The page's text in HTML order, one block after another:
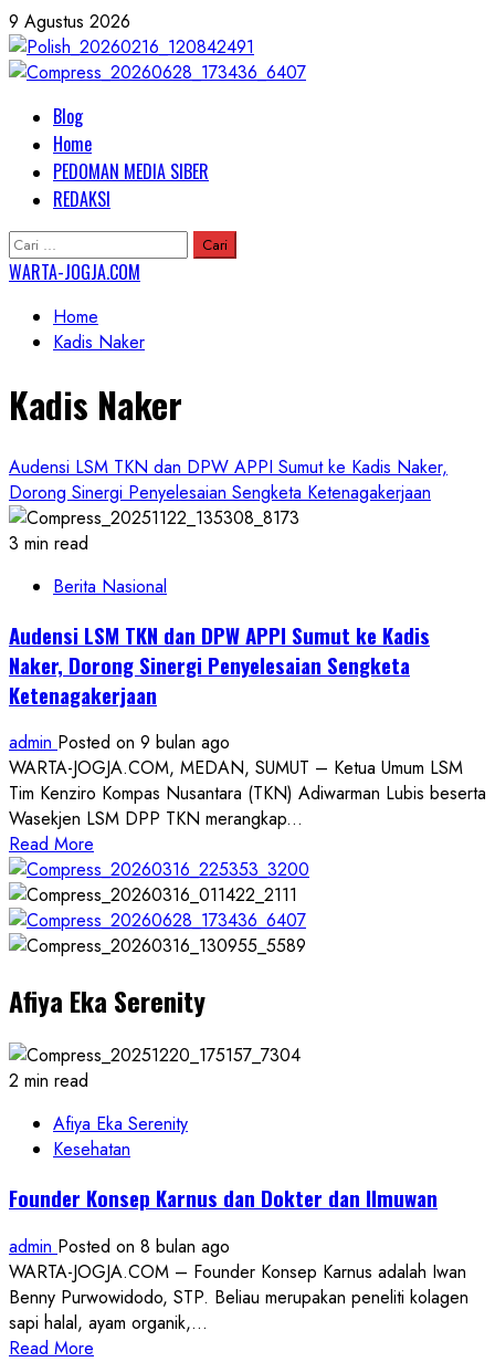
Skip
to
content
9 Agustus 2026
Primary
Menu
Blog
Home
PEDOMAN MEDIA SIBER
REDAKSI
Cari
untuk:
WARTA-JOGJA.COM
Home
Kadis Naker
Kadis Naker
Audensi LSM TKN dan DPW APPI Sumut ke Kadis Naker,
Dorong Sinergi Penyelesaian Sengketa Ketenagakerjaan
3 min read
Berita Nasional
Audensi LSM TKN dan DPW APPI Sumut ke Kadis
Naker, Dorong Sinergi Penyelesaian Sengketa
Ketenagakerjaan
admin Posted on 9 bulan ago
WARTA-JOGJA.COM, MEDAN, SUMUT – Ketua Umum LSM
Tim Kenziro Kompas Nusantara (TKN) Adiwarman Lubis beserta
Wasekjen LSM DPP TKN merangkap...
Read More
more
about
Audensi
LSM
dan
DPW
APPI
Sumut
Kadis
Naker,
Sinergi
Sengketa
Ketenagakerjaan
Afiya Eka Serenity
2 min read
Afiya Eka Serenity
Kesehatan
Founder Konsep Karnus dan Dokter dan Ilmuwan
admin Posted on 8 bulan ago
WARTA-JOGJA.COM – Founder Konsep Karnus adalah Iwan
Benny Purwowidodo, STP. Beliau merupakan peneliti kolagen
sapi halal, ayam organik,...
Read More